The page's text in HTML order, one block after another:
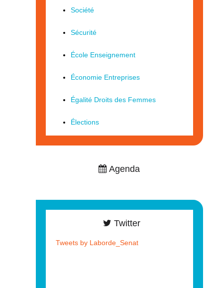
Société
Sécurité
École Enseignement
Économie Entreprises
Égalité Droits des Femmes
Élections
Agenda
Twitter
Tweets by Laborde_Senat